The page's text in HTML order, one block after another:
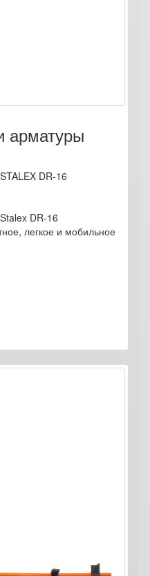
арматуры
DR-16
DR-16
легкое и мобильное